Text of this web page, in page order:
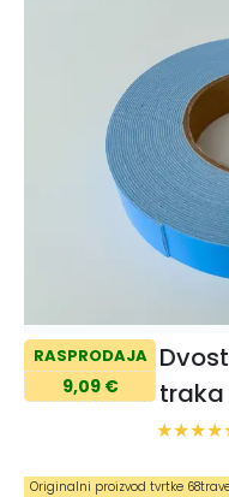
RASPRODAJA
9,09 €
traka
Originalni proizvod tvrtke